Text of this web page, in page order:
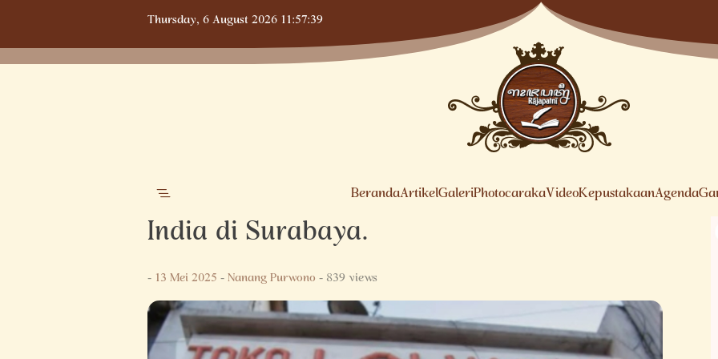
content
Thursday,6 August 202611:57:40
BerandaArtikelGaleriPhotocarakaVideoKepustakaanAgenda
India di Surabaya.
-13 Mei 2025-Nanang Purwono- 839 views